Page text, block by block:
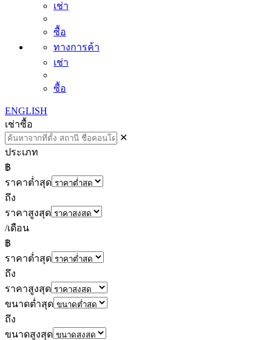
เช่า
ซื้อ
ทางการค้า
เช่า
ซื้อ
ENGLISH
เช่าซื้อ
✕
ประเภท
฿
ราคาต่ำสุด
ถึง
ราคาสูงสุด
/เดือน
฿
ราคาต่ำสุด
ถึง
ราคาสูงสุด
ขนาดต่ำสุด
ถึง
ขนาดสูงสุด